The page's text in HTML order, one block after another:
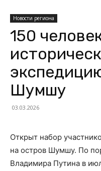
Новости региона
150
Шумшу
03.03.2026
Открыт набор
на остров Шумшу. По
Владимира Путина в